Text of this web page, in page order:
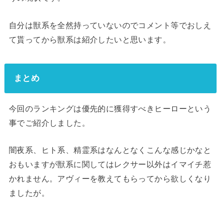
自分は獣系を全然持っていないのでコメント等でおしえ
て貰ってから獣系は紹介したいと思います。
まとめ
今回のランキングは優先的に獲得すべきヒーローという
事でご紹介しました。
闇夜系、ヒト系、精霊系はなんとなくこんな感じかなと
おもいますが獣系に関してはレクサー以外はイマイチ惹
かれません。アヴィーを教えてもらってから欲しくなり
ましたが。